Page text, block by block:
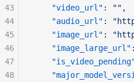
"video_url" : "" ,
"audio_url" :
"image_url" :
"image_large_url"
43
44
45
46
47
48